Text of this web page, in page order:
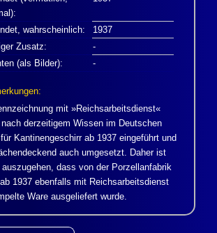
wahrscheinlich:
1937
Zusatz:
-
(als Bilder):
-
mit »Reichsarbeitsdienst«
nach derzeitigem Wissen im Deutschen
Kantinengeschirr ab 1937 eingeführt und
auch umgesetzt. Daher ist
auszugehen, dass von der Porzellanfabrik
1937 ebenfalls mit Reichsarbeitsdienst
Ware ausgeliefert wurde.